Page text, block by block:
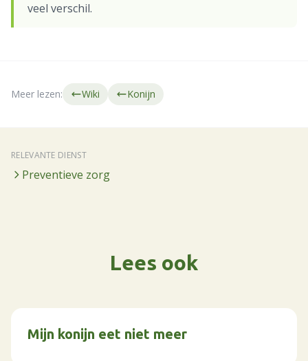
veel verschil.
Meer lezen: Wiki Konijn
RELEVANTE DIENST
Preventieve zorg
Lees ook
Mijn konijn eet niet meer